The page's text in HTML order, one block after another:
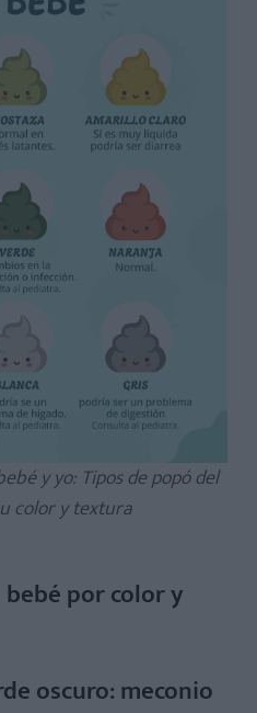
de cacas del bebé
en la popó del bebé y
y yo: Tipos de popó del
color y textura
por color y
oscuro: meconio